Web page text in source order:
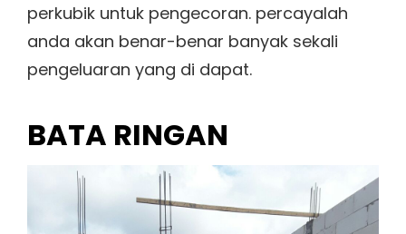
perkubik untuk pengecoran. percayalah
anda akan benar-benar banyak sekali
pengeluaran yang di dapat.
BATA RINGAN